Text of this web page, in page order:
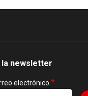
newsletter
electrónico